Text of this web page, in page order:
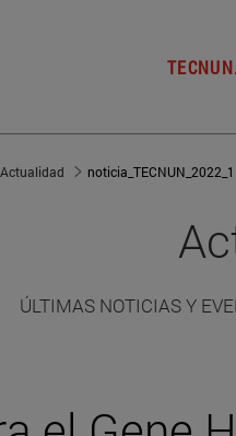
Actualidad
ÚLTIMAS NOTICIAS Y